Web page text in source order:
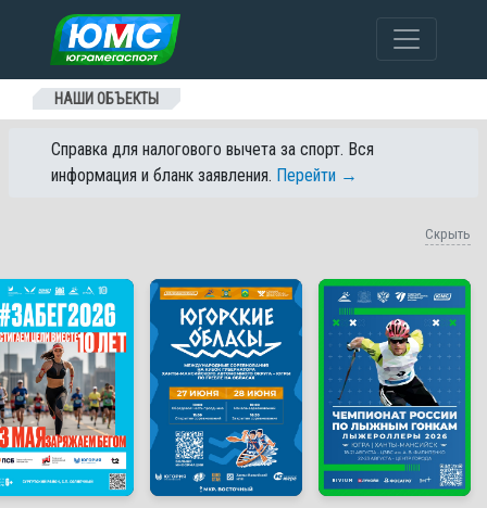
Перейти к содержанию
НАШИ ОБЪЕКТЫ
Справка для налогового вычета за спорт. Вся
информация и бланк заявления. Перейти →
Скрыть